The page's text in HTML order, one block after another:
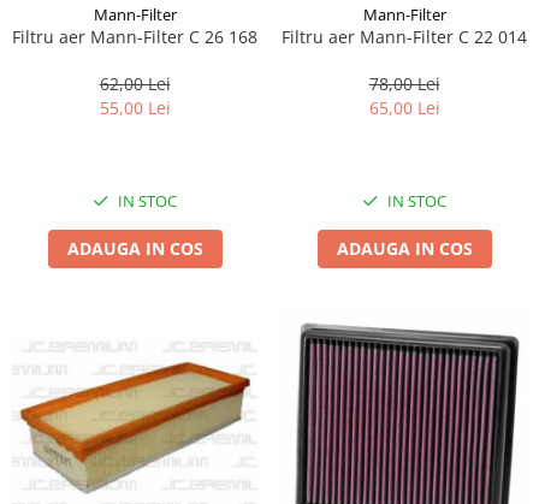
Suporti si placi prindere
Mann-Filter
Filtru aer Mann-Filter C 26 168
62,00 Lei
55,00 Lei
IN STOC
ADAUGA IN COS
Mann-Filter
Filtru aer Mann-Filter C 22 014
78,00 Lei
65,00 Lei
IN STOC
ADAUGA IN COS